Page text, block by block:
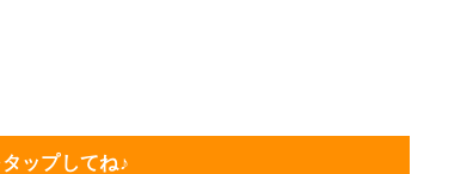
ップしてね♪